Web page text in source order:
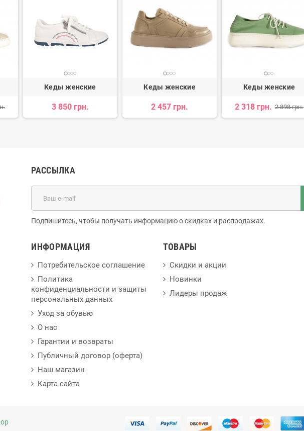
Кеды женские
3 850 грн.
Кеды женские
2 457 грн.
Кеды женские
2 318 грн. 2 898 грн.
РАССЫЛКА
Подпишитесь, чтобы получать информацию о скидках и распродажах.
ИНФОРМАЦИЯ
Потребительское соглашение
Политика
конфиденциальности и защиты
персональных данных
Уход за обувью
О нас
Гарантии и возвраты
Публичный договор (оферта)
Наш магазин
Карта сайта
ТОВАРЫ
Скидки и акции
Новинки
Лидеры продаж